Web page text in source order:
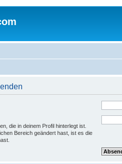
die in deinem Profil hinterlegt ist.
Bereich geändert hast, ist es die